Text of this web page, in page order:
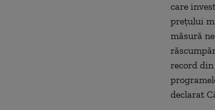
care
prețului
măsură
record din
declarat